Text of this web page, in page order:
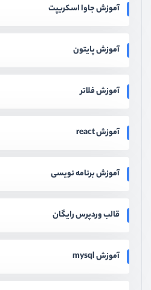
آموزش جاوا اسکریپت
آموزش پایتون
آموزش فلاتر
آموزش react
آموزش برنامه نویسی
قالب وردپرس رایگان
آموزش mysql